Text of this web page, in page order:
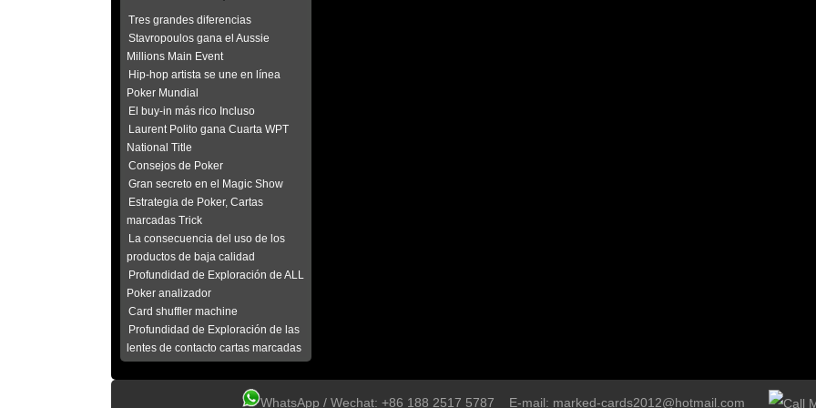
Tres grandes diferencias
Stavropoulos gana el Aussie
Millions Main Event
Hip-hop artista se une en línea
Poker Mundial
El buy-in más rico Incluso
Laurent Polito gana Cuarta WPT
National Title
Consejos de Poker
Gran secreto en el Magic Show
Estrategia de Poker, Cartas
marcadas Trick
La consecuencia del uso de los
productos de baja calidad
Profundidad de Exploración de ALL
Poker analizador
Card shuffler machine
Profundidad de Exploración de las
lentes de contacto cartas marcadas
WhatsApp / Wechat: +86 188 2517 5787 E-mail: marked-cards2012@hotmail.com